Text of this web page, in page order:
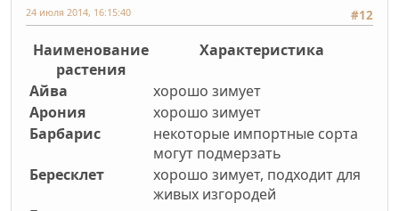
#12
24 июля 2014, 16:15:40
Наименование
растения
Характеристика
Айва
хорошо зимует
Арония
хорошо зимует
Барбарис
некоторые импортные сорта
могут подмерзать
Бересклет
хорошо зимует, подходит для
живых изгородей